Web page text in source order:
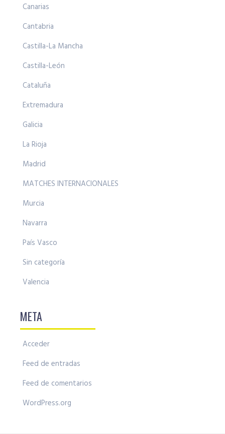
Canarias
Cantabria
Castilla-La Mancha
Castilla-León
Cataluña
Extremadura
Galicia
La Rioja
Madrid
MATCHES INTERNACIONALES
Murcia
Navarra
País Vasco
Sin categoría
Valencia
META
Acceder
Feed de entradas
Feed de comentarios
WordPress.org